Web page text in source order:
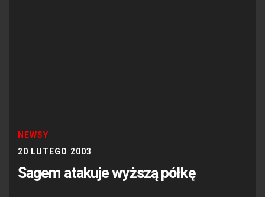
NEWSY
20 LUTEGO 2003
Sagem atakuje wyższą półkę